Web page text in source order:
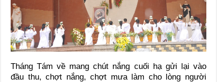
Tháng Tám về mang chút nắng cuối hạ gửi lại vào
đầu thu, chợt nắng, chợt mưa làm cho lòng người